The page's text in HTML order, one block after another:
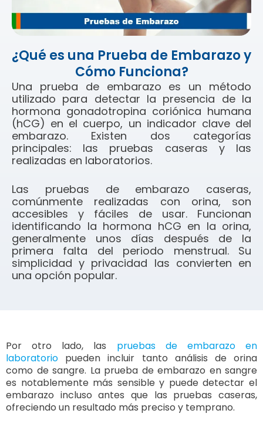
¿Qué es una Prueba de Embarazo y
Cómo Funciona?
Una prueba de embarazo es un método
utilizado para detectar la presencia de la
hormona gonadotropina coriónica humana
(hCG) en el cuerpo, un indicador clave del
embarazo. Existen dos categorías
principales: las pruebas caseras y las
realizadas en laboratorios.
Las pruebas de embarazo caseras,
comúnmente realizadas con orina, son
accesibles y fáciles de usar. Funcionan
identificando la hormona hCG en la orina,
generalmente unos días después de la
primera falta del periodo menstrual. Su
simplicidad y privacidad las convierten en
una opción popular.
Por otro lado, las pruebas de embarazo en
laboratorio pueden incluir tanto análisis de orina
como de sangre. La prueba de embarazo en sangre
es notablemente más sensible y puede detectar el
embarazo incluso antes que las pruebas caseras,
ofreciendo un resultado más preciso y temprano.